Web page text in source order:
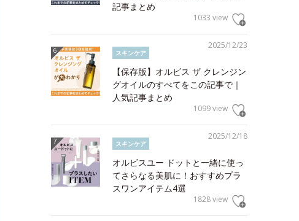
記事まとめ
1033 view
2025/12/23
スキンケア
【保存版】オルビス ザ クレンジン
グオイルのすべてをこの記事で｜
人気記事まとめ
1099 view
2025/12/18
スキンケア
オルビスユー ドットと一緒に使っ
てさらなる美肌に！おすすめプラ
スワンアイテム4選
1828 view